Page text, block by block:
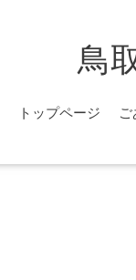
鳥
トップページ ご